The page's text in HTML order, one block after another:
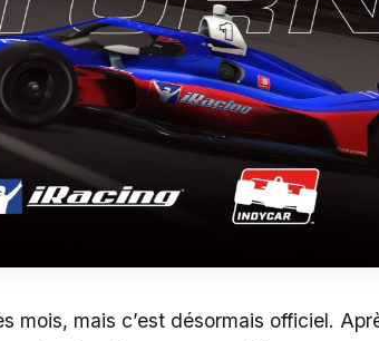
mois, mais c’est désormais officiel.